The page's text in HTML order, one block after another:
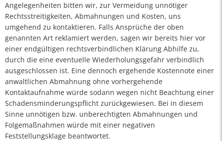
Angelegenheiten bitten wir, zur Vermeidung unnötiger
Rechtsstreitigkeiten, Abmahnungen und Kosten, uns
umgehend zu kontaktieren. Falls Ansprüche der oben
genannten Art reklamiert werden, sagen wir bereits hier vor
einer endgültigen rechtsverbindlichen Klärung Abhilfe zu,
durch die eine eventuelle Wiederholungsgefahr verbindlich
ausgeschlossen ist. Eine dennoch ergehende Kostennote einer
anwaltlichen Abmahnung ohne vorhergehende
Kontaktaufnahme würde sodann wegen nicht Beachtung einer
Schadensminderungspflicht zurückgewiesen. Bei in diesem
Sinne unnötigen bzw. unberechtigten Abmahnungen und
Folgemaßnahmen würde mit einer negativen
Feststellungsklage beantwortet.